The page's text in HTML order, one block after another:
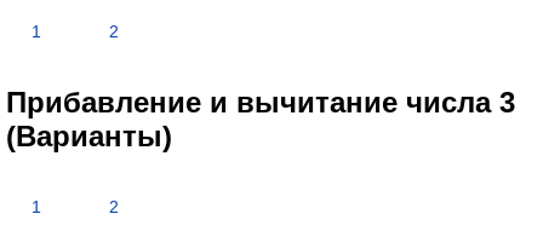
1 2
Прибавление и вычитание числа 3
(Варианты)
1 2